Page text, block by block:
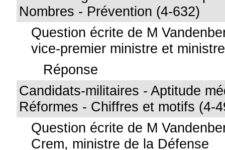
Nombres - Prévention (4-632)
Question écrite de M
vice-premier ministre et
Réponse
Candidats-militaires - Aptitude
Réformes - Chiffres et motifs (4-
Question écrite de M
Crem, ministre de la Défense